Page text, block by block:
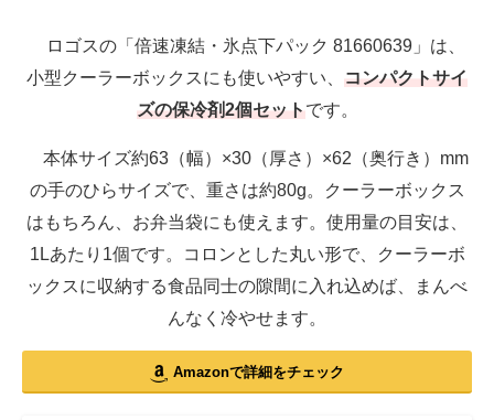
ロゴスの「倍速凍結・氷点下パック 81660639」は、
小型クーラーボックスにも使いやすい、 コンパクトサイ
ズの保冷剤2個セットです。
本体サイズ約63（幅）×30（厚さ）×62（奥行き）mm
の手のひらサイズで、重さは約80g。クーラーボックス
はもちろん、お弁当袋にも使えます。使用量の目安は、
1Lあたり1個です。コロンとした丸い形で、クーラーボ
ックスに収納する食品同士の隙間に入れ込めば、まんべ
んなく冷やせます。
Amazonで詳細をチェック